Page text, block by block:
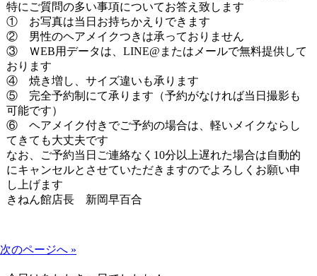
特にご質問の多い事項についてお答え致します
① お写真は当日お持ちかえりできます
② 男性のヘアメイクつきは承っておりません
③ ＷEB用データは、LINE@またはメールで無料提供して
おります
④ 焼き増し、サイズ違いも承ります
⑤ 完全予約制にて承ります（予約がなければ当日撮影も
可能です）
⑥ ヘアメイク付きでご予約の場合は、軽いメイクならし
てきても大丈夫です
なお、ご予約当日ご連絡なく10分以上遅れた場合は自動的
にキャンセルとさせていただきますのでよろしくお願い申
し上げます
きねん館店長 新岡早百合
次のページへ »